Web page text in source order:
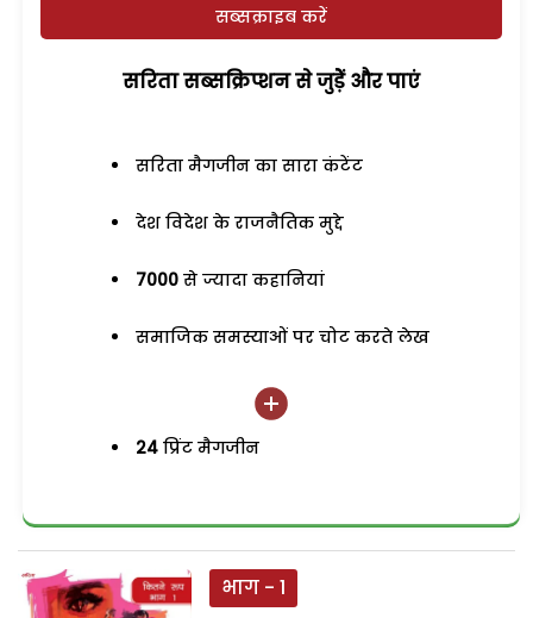
सब्सक्राइब करें
सरिता सब्सक्रिप्शन से जुड़ेें और पाएं
सरिता मैगजीन का सारा कंटेंट
देश विदेश के राजनैतिक मुद्दे
7000 से ज्यादा कहानियां
समाजिक समस्याओं पर चोट करते लेख
24 प्रिंट मैगजीन
भाग - 1